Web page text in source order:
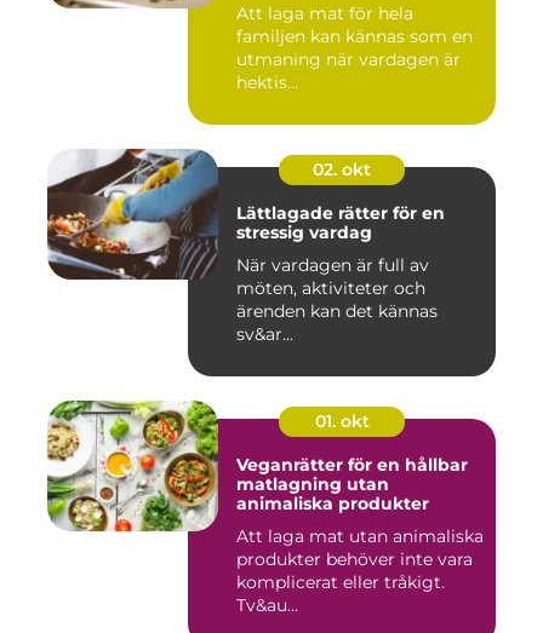
Att laga mat för hela
familjen kan kännas som en
utmaning när vardagen är
hektis...
02. okt
Lättlagade rätter för en
stressig vardag
När vardagen är full av
möten, aktiviteter och
ärenden kan det kännas
sv&ar...
01. okt
Veganrätter för en hållbar
matlagning utan
animaliska produkter
Att laga mat utan animaliska
produkter behöver inte vara
komplicerat eller tråkigt.
Tv&au...